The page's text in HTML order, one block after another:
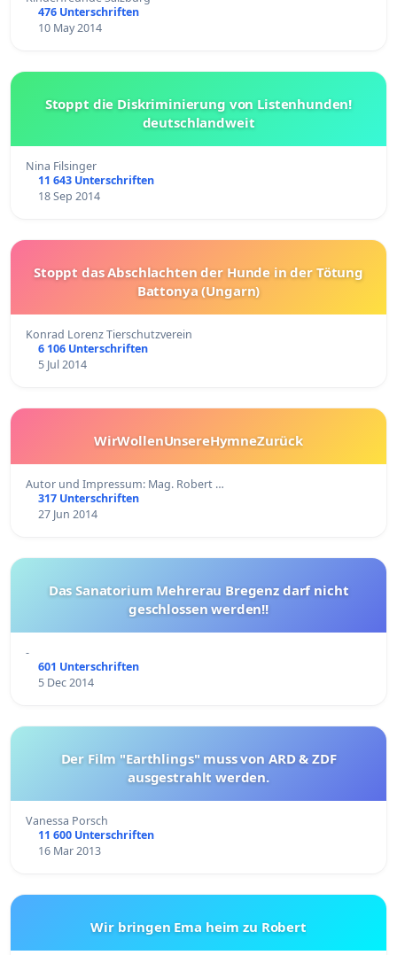
476 Unterschriften
10 May 2014
Stoppt die Diskriminierung von Listenhunden!
deutschlandweit
Nina Filsinger
11 643 Unterschriften
18 Sep 2014
Stoppt das Abschlachten der Hunde in der Tötung
Battonya (Ungarn)
Konrad Lorenz Tierschutzverein
6 106 Unterschriften
5 Jul 2014
WirWollenUnsereHymneZurück
Autor und Impressum: Mag. Robert …
317 Unterschriften
27 Jun 2014
Das Sanatorium Mehrerau Bregenz darf nicht
geschlossen werden!!
-
601 Unterschriften
5 Dec 2014
Der Film "Earthlings" muss von ARD & ZDF
ausgestrahlt werden.
Vanessa Porsch
11 600 Unterschriften
16 Mar 2013
Wir bringen Ema heim zu Robert